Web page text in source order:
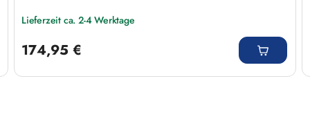
Lieferzeit ca. 2-4 Werktage
174,95 €